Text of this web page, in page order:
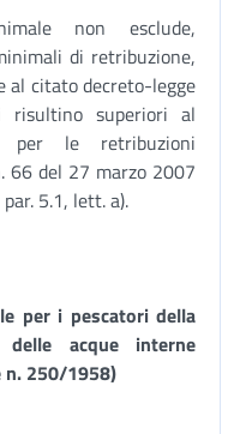
non esclude,
di retribuzione,
al citato decreto-legge
risultino superiori al
per le retribuzioni
66 del 27 marzo 2007
5.1, lett. a).
per i pescatori della
acque interne
n. 250/1958)